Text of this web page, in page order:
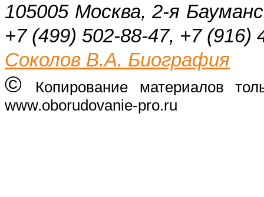
105005 Москва, 2-я
+7 (499) 502-88-47, +7 (916)
Соколов В.А. Биография
©
Копирование материалов
www.oborudovanie-pro.ru